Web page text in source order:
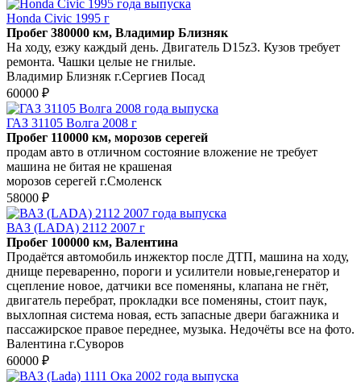
Honda Civic 1995 г
Пробег 380000 км, Владимир Близняк
На ходу, езжу каждый день. Двигатель D15z3. Кузов требует
ремонта. Чашки целые не гнилые.
Владимир Близняк г.Сергиев Посад
60000 ₽
ГАЗ 31105 Волга 2008 г
Пробег 110000 км, морозов серегей
продам авто в отличном состояние вложение не требует
машина не битая не крашеная
морозов серегей г.Смоленск
58000 ₽
ВАЗ (LADA) 2112 2007 г
Пробег 100000 км, Валентина
Продаётся автомобиль инжектор после ДТП, машина на ходу,
днище переваренно, пороги и усилители новые,генератор и
сцепление новое, датчики все поменяны, клапана не гнёт,
двигатель перебрат, прокладки все поменяны, стоит паук,
выхлопная система новая, есть запасные двери багажника и
пассажирское правое переднее, музыка. Недочёты все на фото.
Валентина г.Суворов
60000 ₽